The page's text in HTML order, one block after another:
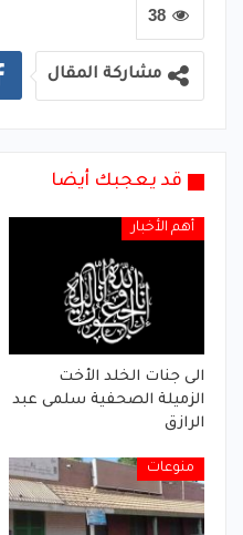
38
مشاركة المقال
قد يعجبك أيضا
أهم الأخبار
الى جنات الخلد الأخت
الزميلة الصحفية سلمى عبد
الرازق
منوعات